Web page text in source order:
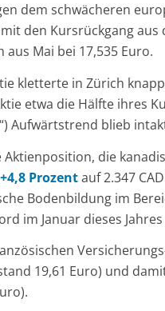
dem schwächeren
den Kursrückgang
Mai bei 17,535 Euro.
kletterte in Zürich
etwa die Hälfte ihres
Aufwärtstrend blieb
die
+4,8 Prozentauf 2.347
Bodenbildung im
im Januar dieses
19,61 Euro) und